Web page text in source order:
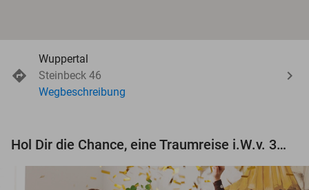
Wuppertal
Steinbeck 46
Wegbeschreibung
Hol Dir die Chance, eine Traumreise i.W.v. 3.000 € zu gewinnen!